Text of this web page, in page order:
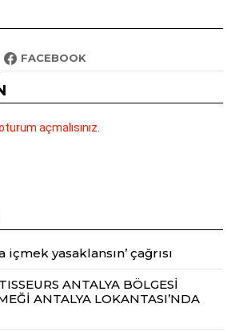
FACEBOOK
açmalısınız
yasaklansın’ çağrısı
ANTALYA BÖLGESİ
ANTALYA LOKANTASI’NDA